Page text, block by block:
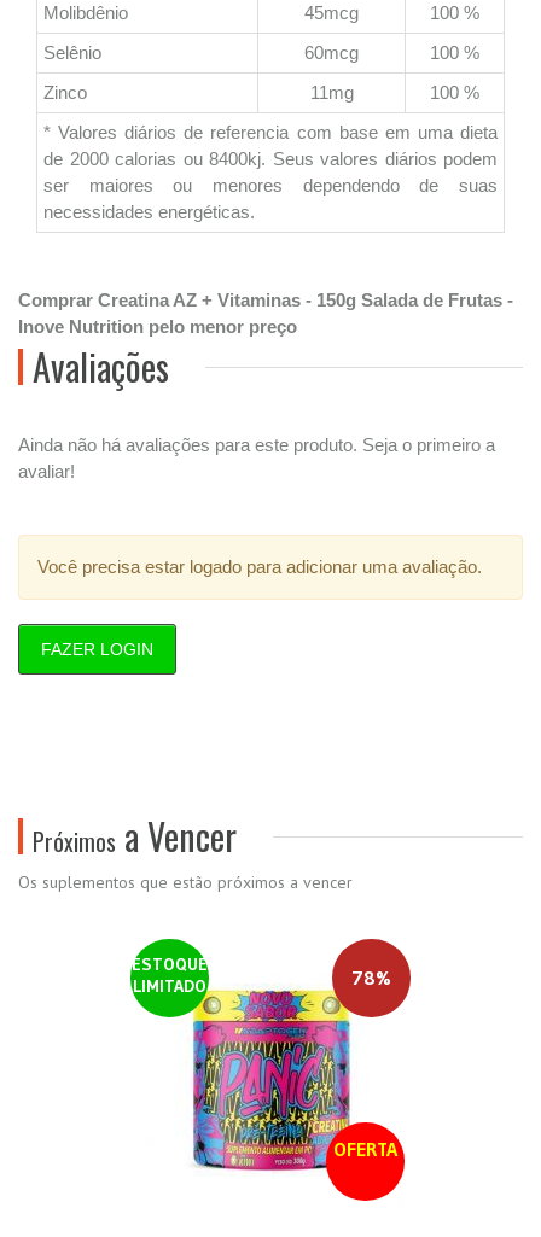
Molibdênio
45mcg
100 %
Selênio
60mcg
100 %
Zinco
11mg
100 %
* Valores diários de referencia com base em uma dieta
de 2000 calorias ou 8400kj. Seus valores diários podem
ser maiores ou menores dependendo de suas
necessidades energéticas.
Comprar Creatina AZ + Vitaminas - 150g Salada de Frutas -
Inove Nutrition pelo menor preço
Avaliações
Ainda não há avaliações para este produto. Seja o primeiro a
avaliar!
Você precisa estar logado para adicionar uma avaliação.
FAZER LOGIN
Próximos a Vencer
Os suplementos que estão próximos a vencer
ESTOQUE
LIMITADO
OFERTA
78%